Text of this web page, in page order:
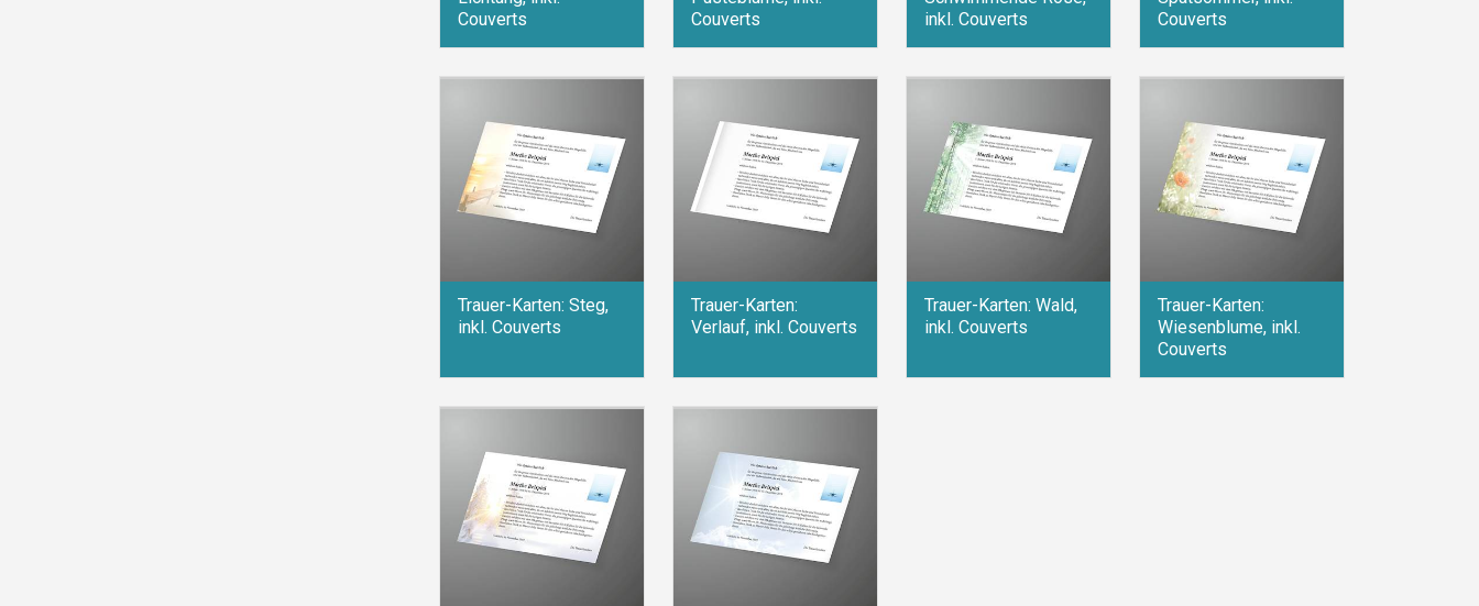
Couverts
Couverts
inkl. Couverts
Couverts
Trauer-Karten: Steg,
inkl. Couverts
Trauer-Karten:
Verlauf, inkl. Couverts
Trauer-Karten: Wald,
inkl. Couverts
Trauer-Karten:
Wiesenblume, inkl.
Couverts